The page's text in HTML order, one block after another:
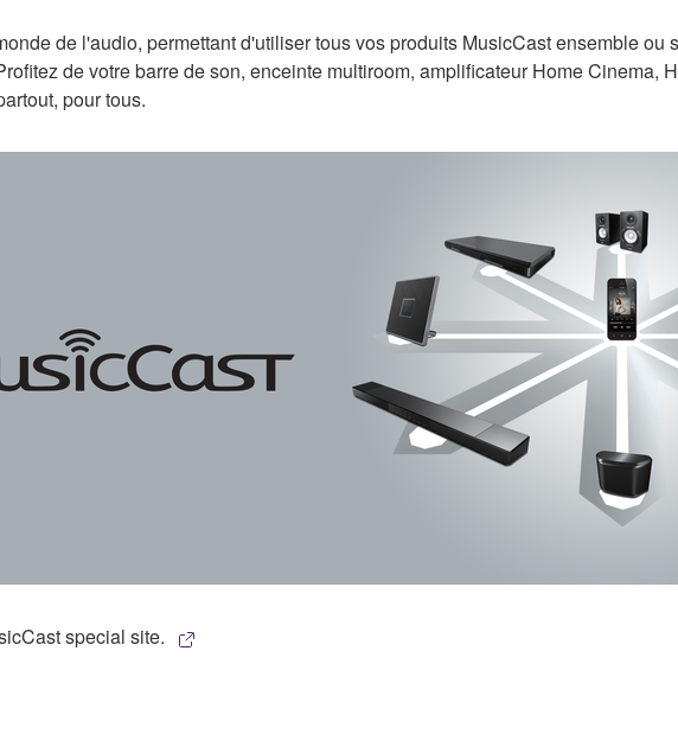
de l'audio, permettant d'utiliser tous vos produits MusicCast ensemble
de votre barre de son, enceinte multiroom, amplificateur Home Cinema,
pour tous.
special site.